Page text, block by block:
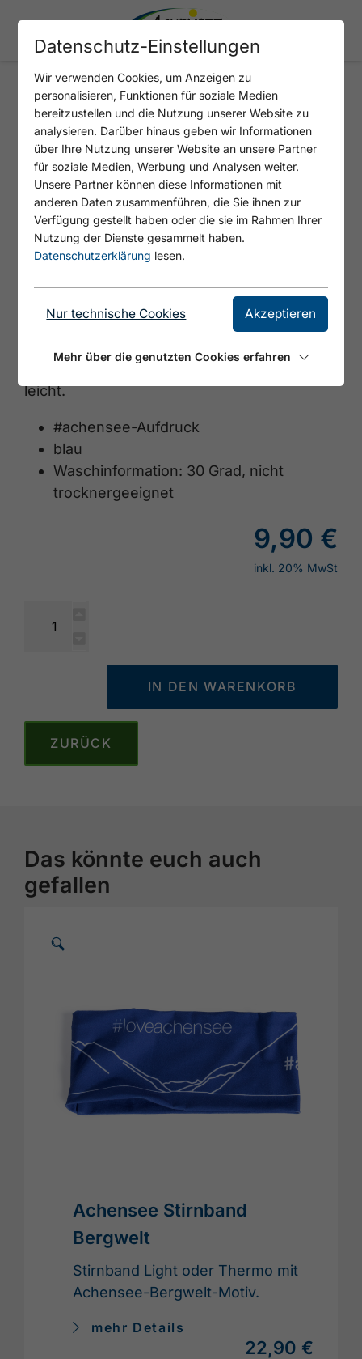
🗵
🗵
🗵
🗵
Achensee Funktionsstirnband
Das dünne Funktionsstirnband ist angenehm
leicht.
#achensee-Aufdruck
blau
Waschinformation: 30 Grad, nicht
trocknergeeignet
9,90 €
inkl. 20% MwSt
ZURÜCK
Das könnte euch auch
gefallen
🗵
Achensee Stirnband
Bergwelt
Stirnband Light oder Thermo mit
Achensee-Bergwelt-Motiv.
mehr Details
22,90 €
Datenschutz-Einstellungen
Wir verwenden Cookies, um Anzeigen zu
personalisieren, Funktionen für soziale Medien
bereitzustellen und die Nutzung unserer Website zu
analysieren. Darüber hinaus geben wir Informationen
über Ihre Nutzung unserer Website an unsere Partner
für soziale Medien, Werbung und Analysen weiter.
Unsere Partner können diese Informationen mit
anderen Daten zusammenführen, die Sie ihnen zur
Verfügung gestellt haben oder die sie im Rahmen Ihrer
Nutzung der Dienste gesammelt haben.
Datenschutzerklärung lesen.
Nur technische Cookies Akzeptieren
Mehr über die genutzten Cookies erfahren